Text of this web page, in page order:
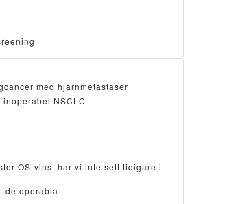
med hjärnmetastaser
inoperabel NSCLC
OS-vinst har vi inte sett tidigare i
de operabla